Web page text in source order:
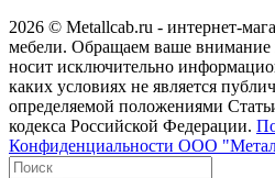
2026 © Metallcab.ru - интернет-
мебели. Обращаем ваше внимание
носит исключительно
каких условиях не является
определяемой положениями
кодекса Российской Федерации.
Конфиденциальности ООО